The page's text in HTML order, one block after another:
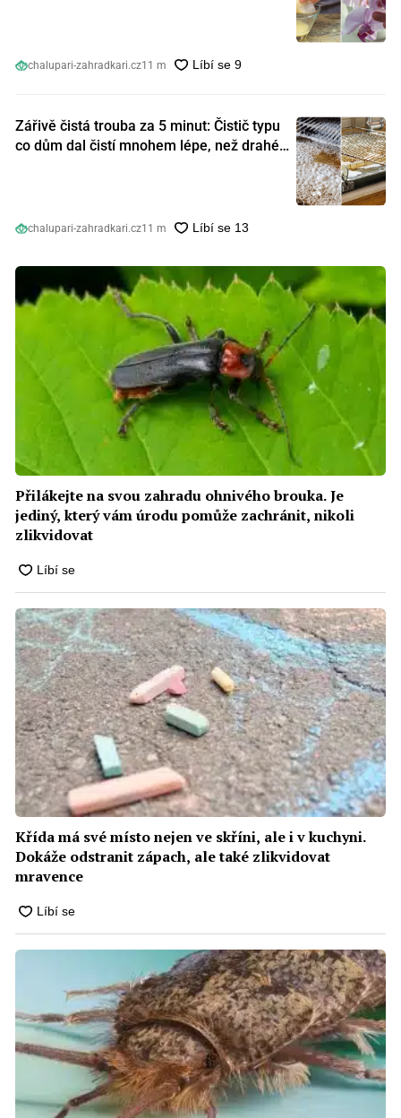
chalupari-zahradkari.cz11 m
Zářivě čistá trouba za 5 minut: Čistič typu
co dům dal čistí mnohem lépe, než drahé
chalupari-zahradkari.cz11 m
Přilákejte na svou zahradu ohnivého brouka. Je
jediný, který vám úrodu pomůže zachránit, nikoli
zlikvidovat
Křída má své místo nejen ve skříni, ale i v kuchyni.
Dokáže odstranit zápach, ale také zlikvidovat
mravence